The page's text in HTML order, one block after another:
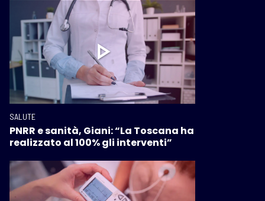
SALUTE
PNRR e sanità, Giani: “La Toscana ha
realizzato al 100% gli interventi”